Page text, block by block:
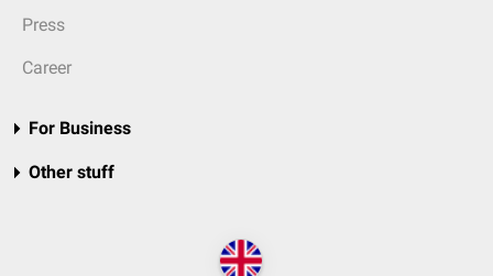
Press
Career
For Business
Other stuff